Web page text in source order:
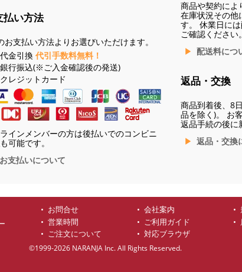
払い方法
お支払い方法よりお選びいただけます。
代金引換 代引手数料無料！
銀行振込(※ご入金確認後の発送)
クレジットカード
インメンバーの方は後払いでのコンビニ
可能です。
お支払いについて
商品や契約によ
在庫状況その他
す。 休業日に
ご確認ください。
配送料につ
返品・交換
商品到着後、8
品を除く)。 お
返品手続の後に
返品・交換
お問合せ 会社案内
営業時間
ご利用ガイド
ご注文について
対応ブラウザ
©1999-2026 NARANJA Inc. All Rights Reserved.